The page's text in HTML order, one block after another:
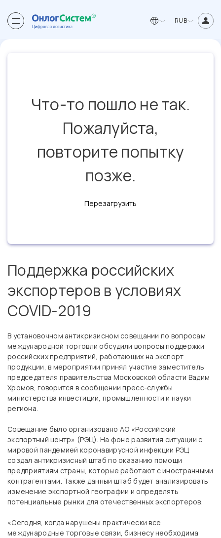
RUB
Что-то пошло не так.
Пожалуйста,
повторите попытку
позже.
Перезагрузить
Поддержка российских
экспортеров в условиях
COVID‑2019
В установочном антикризисном совещании по вопросам
международной торговли обсудили вопросы поддержки
российских предприятий, работающих на экспорт
продукции, в мероприятии принял участие заместитель
председателя правительства Московской области Вадим
Хромов, говорится в сообщении пресс-службы
министерства инвестиций, промышленности и науки
региона.
Совещание было организовано АО «Российский
экспортный центр» (РЭЦ). На фоне развития ситуации с
мировой пандемией коронавирусной инфекции РЭЦ
создал антикризисный штаб по оказанию помощи
предприятиям страны, которые работают с иностранными
контрагентами. Также данный штаб будет анализировать
изменение экспортной географии и определять
потенциальные рынки для отечественных экспортеров.
«Сегодня, когда нарушены практически все
международные торговые связи, бизнесу необходима